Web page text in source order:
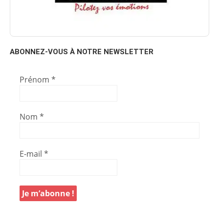
ABONNEZ-VOUS À NOTRE NEWSLETTER
Prénom *
Nom *
E-mail *